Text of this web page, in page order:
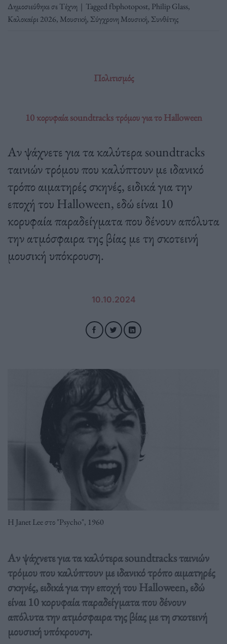
Δημοσιεύθηκε σεΤέχνη | Taggedfbphotopost, Philip Glass,
Καλοκαίρι 2026, Μουσική, Σύγχρονη Μουσική, Συνθέτης
Πολιτισμός
10 κορυφαία soundtracks τρόμου για το Halloween
Αν ψάχνετε για τα καλύτερα soundtracks
ταινιών τρόμου που καλύπτουν με ιδανικό
τρόπο αιματηρές σκηνές, ειδικά για την
εποχή του Halloween, εδώ είναι 10
κορυφαία παραδείγματα που δένουν απόλυτα
την ατμόσφαιρα της βίας με τη σκοτεινή
μουσική υπόκρουση.
10.10.2024
Η Janet Lee στο "Psycho", 1960
Αν ψάχνετε για τα καλύτερα soundtracks ταινιών
τρόμου που καλύπτουν με ιδανικό τρόπο αιματηρές
σκηνές, ειδικά για την εποχή του Halloween, εδώ
είναι 10 κορυφαία παραδείγματα που δένουν
απόλυτα την ατμόσφαιρα της βίας με τη σκοτεινή
μουσική υπόκρουση.